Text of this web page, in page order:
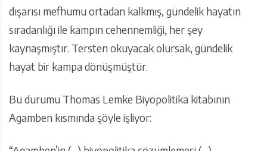
dışarısı mefhumu ortadan kalkmış, gündelik hayatın
sıradanlığı ile kampın cehennemliği, her şey
kaynaşmıştır. Tersten okuyacak olursak, gündelik
hayat bir kampa dönüşmüştür.
Bu durumu Thomas Lemke Biyopolitika kitabının
Agamben kısmında şöyle işliyor: